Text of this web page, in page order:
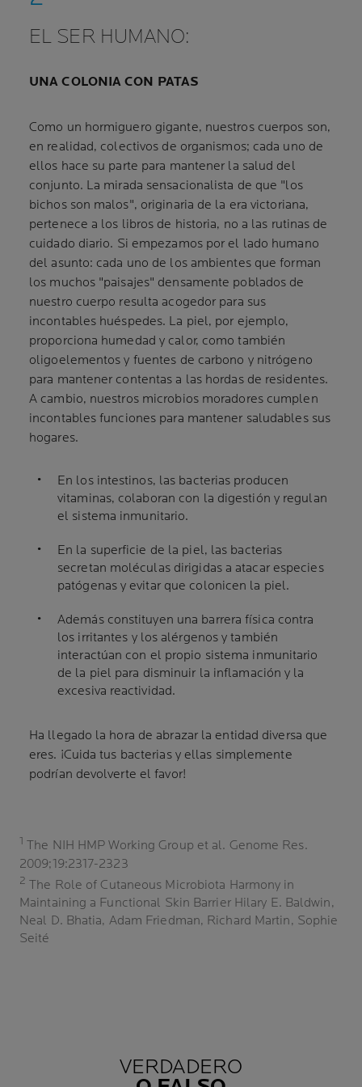
EL SER HUMANO:
UNA COLONIA CON PATAS
Como un hormiguero gigante, nuestros cuerpos son,
en realidad, colectivos de organismos; cada uno de
ellos hace su parte para mantener la salud del
conjunto. La mirada sensacionalista de que "los
bichos son malos", originaria de la era victoriana,
pertenece a los libros de historia, no a las rutinas de
cuidado diario. Si empezamos por el lado humano
del asunto: cada uno de los ambientes que forman
los muchos "paisajes" densamente poblados de
nuestro cuerpo resulta acogedor para sus
incontables huéspedes. La piel, por ejemplo,
proporciona humedad y calor, como también
oligoelementos y fuentes de carbono y nitrógeno
para mantener contentas a las hordas de residentes.
A cambio, nuestros microbios moradores cumplen
incontables funciones para mantener saludables sus
hogares.
En los intestinos, las bacterias producen
vitaminas, colaboran con la digestión y regulan
el sistema inmunitario.
En la superficie de la piel, las bacterias
secretan moléculas dirigidas a atacar especies
patógenas y evitar que colonicen la piel.
Además constituyen una barrera física contra
los irritantes y los alérgenos y también
interactúan con el propio sistema inmunitario
de la piel para disminuir la inflamación y la
excesiva reactividad.
Ha llegado la hora de abrazar la entidad diversa que
eres. ¡Cuida tus bacterias y ellas simplemente
podrían devolverte el favor!
1 The NIH HMP Working Group et al. Genome Res.
2009;19:2317-2323
2 The Role of Cutaneous Microbiota Harmony in
Maintaining a Functional Skin Barrier Hilary E. Baldwin,
Neal D. Bhatia, Adam Friedman, Richard Martin, Sophie
Seité
VERDADERO